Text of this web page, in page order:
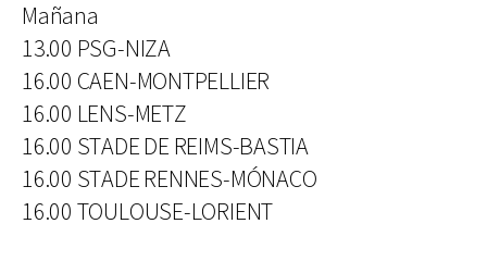
Mañana
13.00 PSG-NIZA
16.00 CAEN-MONTPELLIER
16.00 LENS-METZ
16.00 STADE DE REIMS-BASTIA
16.00 STADE RENNES-MÓNACO
16.00 TOULOUSE-LORIENT